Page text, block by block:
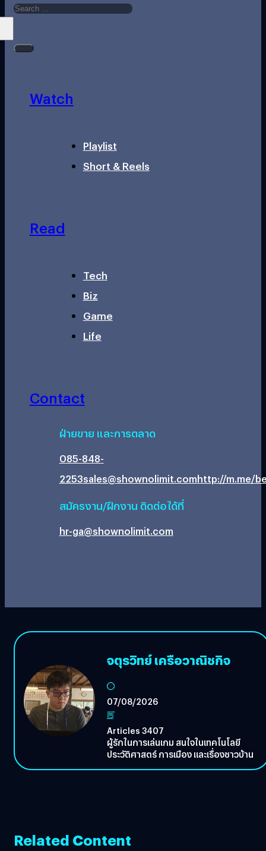
Watch
Playlist
Short & Reels
Read
Tech
Biz
Game
Life
Contact
ฝ่ายขาย และการตลาด
085-848-
2253sales@shownolimit.comhttp://m.me/
สมัครงาน/ฝึกงาน ติดต่อได้ที่
hr-ga@shownolimit.com
จตุรวิทย์ เครือวาณิชกิจ
07/08/2026
Articles 3407
ผู้รักในการเล่นเกม สนใจในเทคโนโลยี
ประวัติศาสตร์ การเมือง และเรื่องชาวบ้าน
Related Content